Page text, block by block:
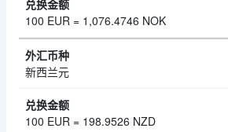
100 EUR = 1,076.4746 NOK
新西兰元
100 EUR = 198.9526 NZD